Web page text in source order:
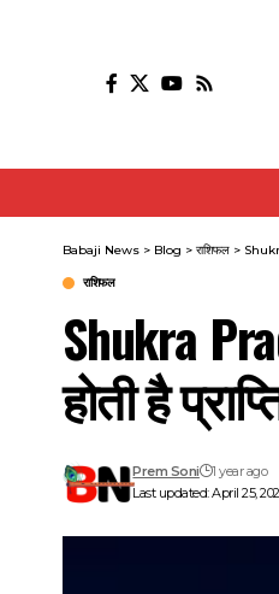
Babaji News > Blog > राशिफल >
राशिफल
Shukra
होती है
Last updated: April 25,
Prem Soni 1 year ago